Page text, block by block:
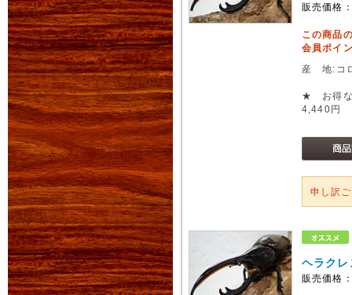
販売価格
この商品
会員ポイ
産 地:コ
★ お得
4,440円
申し訳
ヘラク
販売価格